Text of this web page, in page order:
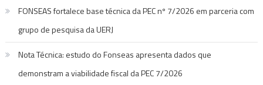
FONSEAS fortalece base técnica da PEC nº 7/2026 em parceria com
grupo de pesquisa da UERJ
Nota Técnica: estudo do Fonseas apresenta dados que
demonstram a viabilidade fiscal da PEC 7/2026